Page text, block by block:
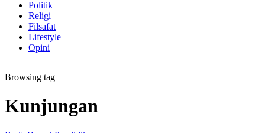
Politik
Religi
Filsafat
Lifestyle
Opini
Browsing tag
Kunjungan